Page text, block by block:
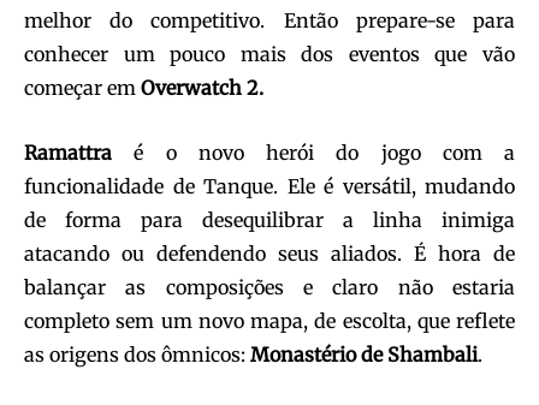
melhor do competitivo. Então prepare-se para
conhecer um pouco mais dos eventos que vão
começar em Overwatch 2.
Ramattra é o novo herói do jogo com a
funcionalidade de Tanque. Ele é versátil, mudando
de forma para desequilibrar a linha inimiga
atacando ou defendendo seus aliados. É hora de
balançar as composições e claro não estaria
completo sem um novo mapa, de escolta, que reflete
as origens dos ômnicos: Monastério de Shambali.